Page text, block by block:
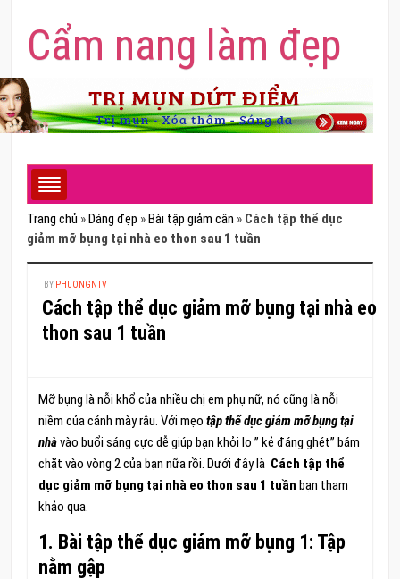
Cẩm nang làm đẹp
Trang chủ » Dáng đẹp » Bài tập giảm cân » Cách tập thể dục
giảm mỡ bụng tại nhà eo thon sau 1 tuần
BY PHUONGNTV
Cách tập thể dục giảm mỡ bụng tại nhà eo
thon sau 1 tuần
Mỡ bụng là nỗi khổ của nhiều chị em phụ nữ, nó cũng là nỗi
niềm của cánh mày râu. Với mẹo tập thể dục giảm mỡ bụng tại
nhàvào buổi sáng cực dễ giúp bạn khỏi lo ” kẻ đáng ghét” bám
chặt vào vòng 2 của bạn nữa rồi. Dưới đây là Cách tập thể
dục giảm mỡ bụng tại nhà eo thon sau 1 tuần bạn tham
khảo qua.
1. Bài tập thể dục giảm mỡ bụng 1: Tập
nằm gập